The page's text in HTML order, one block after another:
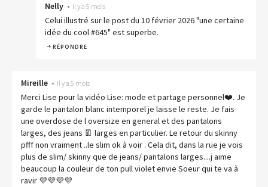
Nelly • Il y a 5 mois
Celui illustré sur le post du 10 février 2026 "une certaine
idée du cool #645" est superbe.
RÉPONDRE
Mireille • Il y a 5 mois
Merci Lise pour la vidéo Lise: mode et partage personnel❤️. Je
garde le pantalon blanc intemporel je laisse le reste. Je fais
une overdose de l oversize en general et des pantalons
larges, des jeans 👖 larges en particulier. Le retour du skinny
pfff non vraiment ..le slim ok à voir . Cela dit, dans la rue je vois
plus de slim/ skinny que de jeans/ pantalons larges....j aime
beaucoup la couleur de ton pull violet envie Soeur qui te va à
ravir 💜💜💜💜